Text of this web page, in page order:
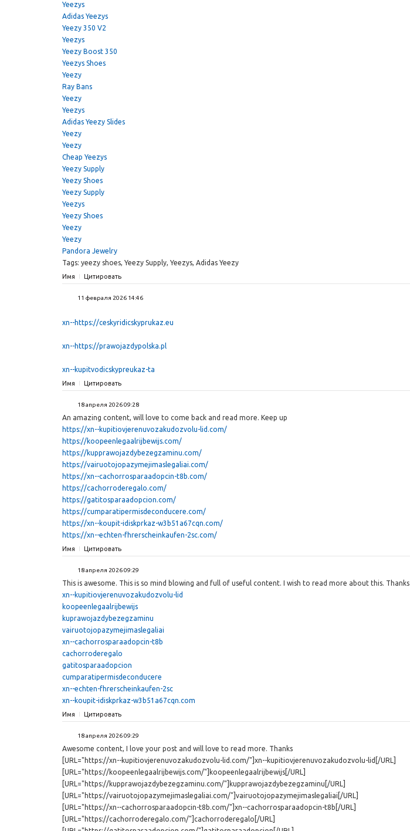
Yeezys
Adidas Yeezys
Yeezy 350 V2
Yeezys
Yeezy Boost 350
Yeezys Shoes
Yeezy
Ray Bans
Yeezy
Yeezys
Adidas Yeezy Slides
Yeezy
Yeezy
Cheap Yeezys
Yeezy Supply
Yeezy Shoes
Yeezy Supply
Yeezys
Yeezy Shoes
Yeezy
Yeezy
Pandora Jewelry
Tags: yeezy shoes, Yeezy Supply, Yeezys, Adidas Yeezy
Имя Цитировать
11 февраля 2026 14:46
xn--https://ceskyridicskyprukaz.eu
xn--https://prawojazdypolska.pl
xn--kupitvodicskypreukaz-ta
Имя Цитировать
18 апреля 2026 09:28
An amazing content, will love to come back and read more. Keep up
https://xn--kupitiovjerenuvozakudozvolu-lid.com/
https://koopeenlegaalrijbewijs.com/
https://kupprawojazdybezegzaminu.com/
https://vairuotojopazymejimaslegaliai.com/
https://xn--cachorrosparaadopcin-t8b.com/
https://cachorroderegalo.com/
https://gatitosparaadopcion.com/
https://cumparatipermisdeconducere.com/
https://xn--koupit-idiskprkaz-w3b51a67cqn.com/
https://xn--echten-fhrerscheinkaufen-2sc.com/
Имя Цитировать
18 апреля 2026 09:29
This is awesome. This is so mind blowing and full of useful content. I wish to read more about this. Thanks
xn--kupitiovjerenuvozakudozvolu-lid
koopeenlegaalrijbewijs
kuprawojazdybezegzaminu
vairuotojopazymejimaslegaliai
xn--cachorrosparaadopcin-t8b
cachorroderegalo
gatitosparaadopcion
cumparatipermisdeconducere
xn--echten-fhrerscheinkaufen-2sc
xn--koupit-idiskprkaz-w3b51a67cqn.com
Имя Цитировать
18 апреля 2026 09:29
Awesome content, I love your post and will love to read more. Thanks
[URL="https://xn--kupitiovjerenuvozakudozvolu-lid.com/"]xn--kupitiovjerenuvozakudozvolu-lid[/URL]
[URL="https://koopeenlegaalrijbewijs.com/"]koopeenlegaalrijbewijs[/URL]
[URL="https://kupprawojazdybezegzaminu.com/"]kupprawojazdybezegzaminu[/URL]
[URL="https://vairuotojopazymejimaslegaliai.com/"]vairuotojopazymejimaslegaliai[/URL]
[URL="https://xn--cachorrosparaadopcin-t8b.com/"]xn--cachorrosparaadopcin-t8b[/URL]
[URL="https://cachorroderegalo.com/"]cachorroderegalo[/URL]